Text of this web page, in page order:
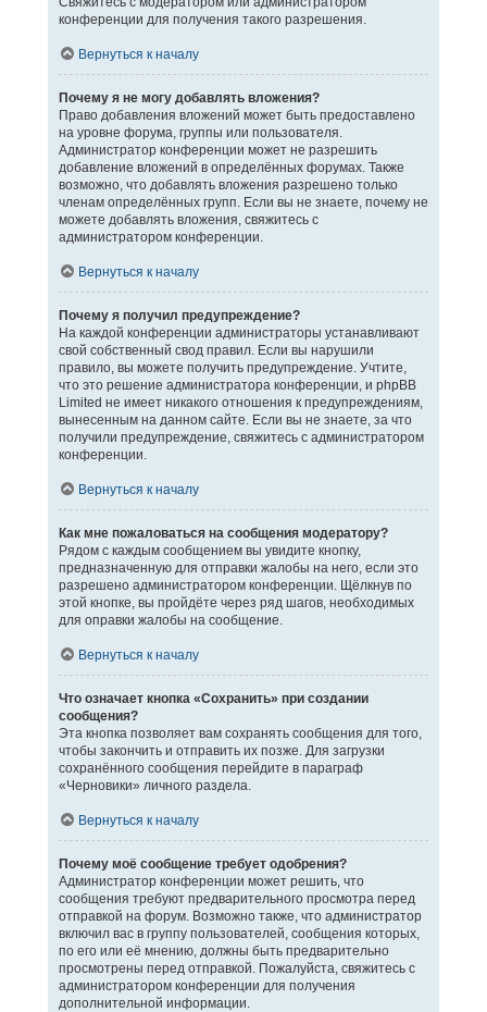
конференции для получения такого разрешения.
Вернуться к началу
Почему я не могу добавлять вложения?
Право добавления вложений может быть предоставлено
на уровне форума, группы или пользователя.
Администратор конференции может не разрешить
добавление вложений в определённых форумах. Также
возможно, что добавлять вложения разрешено только
членам определённых групп. Если вы не знаете, почему не
можете добавлять вложения, свяжитесь с
администратором конференции.
Вернуться к началу
Почему я получил предупреждение?
На каждой конференции администраторы устанавливают
свой собственный свод правил. Если вы нарушили
правило, вы можете получить предупреждение. Учтите,
что это решение администратора конференции, и phpBB
Limited не имеет никакого отношения к предупреждениям,
вынесенным на данном сайте. Если вы не знаете, за что
получили предупреждение, свяжитесь с администратором
конференции.
Вернуться к началу
Как мне пожаловаться на сообщения модератору?
Рядом с каждым сообщением вы увидите кнопку,
предназначенную для отправки жалобы на него, если это
разрешено администратором конференции. Щёлкнув по
этой кнопке, вы пройдёте через ряд шагов, необходимых
для оправки жалобы на сообщение.
Вернуться к началу
Что означает кнопка «Сохранить» при создании
сообщения?
Эта кнопка позволяет вам сохранять сообщения для того,
чтобы закончить и отправить их позже. Для загрузки
сохранённого сообщения перейдите в параграф
«Черновики» личного раздела.
Вернуться к началу
Почему моё сообщение требует одобрения?
Администратор конференции может решить, что
сообщения требуют предварительного просмотра перед
отправкой на форум. Возможно также, что администратор
включил вас в группу пользователей, сообщения которых,
по его или её мнению, должны быть предварительно
просмотрены перед отправкой. Пожалуйста, свяжитесь с
администратором конференции для получения
дополнительной информации.